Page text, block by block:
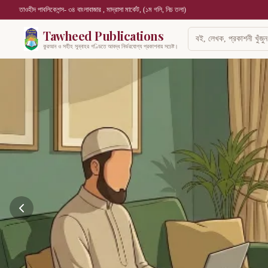
তাওহীদ পাবলিকেশন্স- ৩৪ বাংলাবাজার , মাদ্রাসা মার্কেট, (১ম গলি, নিচ তলা)
Tawheed Publications
কুরআন ও সহীহ সুন্নাহর গণ্ডিতে আবদ্ধ নির্ভরযোগ্য প্রকাশনায় সচেষ্ট।